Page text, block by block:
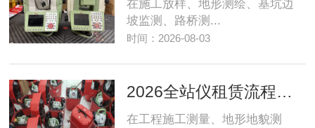
在施工放样、地形测绘、基坑边
坡监测、路桥测...
时间：2026-08-03
2026全站仪租赁流程及合同注意事项完整版指南
在工程施工测量、地形地貌测